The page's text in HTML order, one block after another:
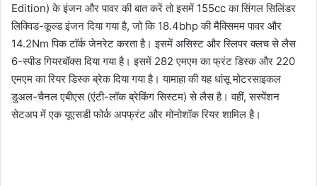
Edition) के इंजन और पावर की बात करें तो इसमें 155cc का सिंगल सिलिंडर
लिक्विड-कूल्ड इंजन दिया गया है, जो कि 18.4bhp की मैक्सिमम पावर और
14.2Nm पिक टॉर्क जेनरेट करता है। इसमें असिस्ट और स्लिपर क्लच से लैस
6-स्पीड गियरबॉक्स दिया गया है। इसमें 282 एमएम का फ्रंट डिस्क और 220
एमएम का रियर डिस्क ब्रेक दिया गया है। यामाहा की यह धांसू मोटरसाइकल
डुअल-चैनल एबीएस (एंटी-लॉक ब्रेकिंग सिस्टम) से लैस है। वहीं, सस्पेंशन
सेटअप में एक यूएसडी फोर्क अपफ्रंट और मोनोशॉक रियर शामिल है।